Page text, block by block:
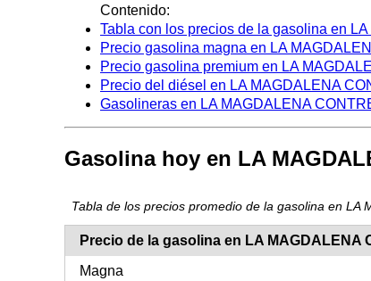
Contenido:
Tabla con los precios de la gasolina en
Precio gasolina magna en LA
Precio gasolina premium en LA
Precio del diésel en LA MAGDALENA
Gasolineras en LA MAGDALENA
Gasolina hoy en LA
Tabla de los precios promedio de la gasolina en LA
Precio de la gasolina en LA MAGDALENA
Magna